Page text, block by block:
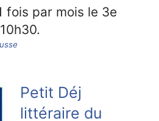
fois par mois le 3e
Petit Déj
littéraire du